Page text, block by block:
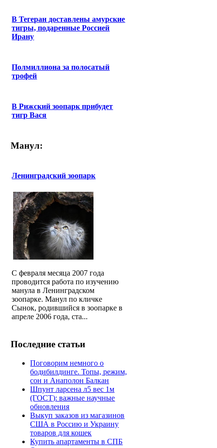
В Тегеран доставлены амурские
тигры, подаренные Россией
Ирану
Полмиллиона за полосатый
трофей
В Рижский зоопарк прибудет
тигр Вася
Манул:
Ленинградский зоопарк
С февраля месяца 2007 года
проводится работа по изучению
манула в Ленинградском
зоопарке. Манул по кличке
Сынок, родившийся в зоопарке в
апреле 2006 года, ста...
Последние статьи
Поговорим немного о
бодибилдинге. Топы, режим,
сон и Анаполон Балкан
Шпунт ларсена л5 вес 1м
(ГОСТ): важные научные
обновления
Выкуп заказов из магазинов
США в Россию и Украину
товаров для кошек
Купить апартаменты в СПБ